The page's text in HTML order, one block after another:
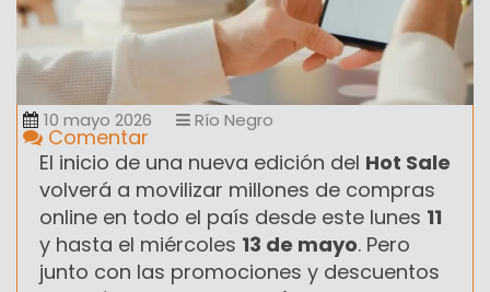
10 mayo 2026 Río Negro
Comentar
El inicio de una nueva edición del Hot Sale
volverá a movilizar millones de compras
online en todo el país desde este lunes 11
y hasta el miércoles 13 de mayo. Pero
junto con las promociones y descuentos